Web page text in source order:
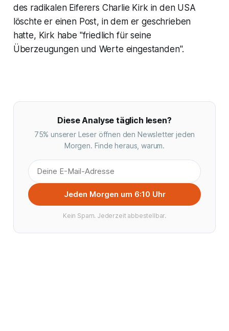
des radikalen Eiferers Charlie Kirk in den USA
löschte er einen Post, in dem er geschrieben
hatte, Kirk habe "friedlich für seine
Überzeugungen und Werte eingestanden".
Diese Analyse täglich lesen?
75% unserer Leser öffnen den Newsletter jeden
Morgen. Finde heraus, warum.
Jeden Morgen um 6:10 Uhr
Kein Spam. Jederzeit abbestellbar.